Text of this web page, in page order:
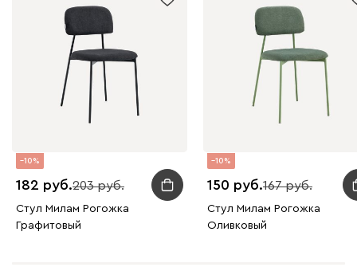
10
182 203
Стул Милам Рогожка
Графитовый
10
150 167
Стул Милам Рогожка
Оливковый